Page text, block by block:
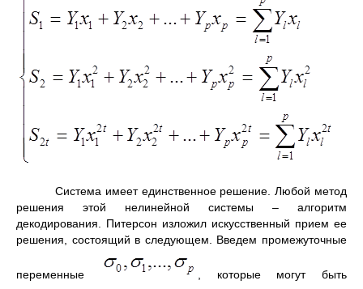
Система имеет единственное решение. Любой метод
решения этой нелинейной системы – алгоритм
декодирования. Питерсон изложил искусственный прием ее
решения, состоящий в следующем. Введем промежуточные
переменные , которые могут быть